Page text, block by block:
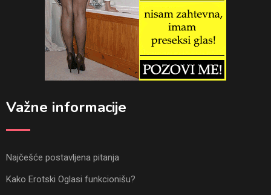
Važne informacije
Najčešće postavljena pitanja
Kako Erotski Oglasi funkcionišu?